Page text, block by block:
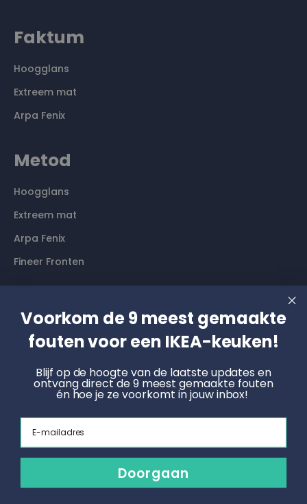
Faktum
Hoogglans
Extreem mat
Arpa Fenix
Metod
Hoogglans
Extreem mat
Arpa Fenix
Fineer Fronten
Contact
Langs komen? Graag even een afspraak maken. Dan
Boek een online afspraak
KNOET
Radonstraat 4, 7031 GT Wehl
info@keukenfronten.com
Voorkom de 9 meest gemaakte
fouten voor een IKEA-keuken!
Blijf op de hoogte van de laatste updates en
ontvang direct de 9 meest gemaakte fouten
én hoe je ze voorkomt in jouw inbox!
Doorgaan